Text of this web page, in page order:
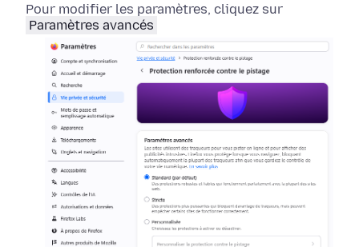
Pour modifier les paramètres, cliquez sur
Paramètres avancés